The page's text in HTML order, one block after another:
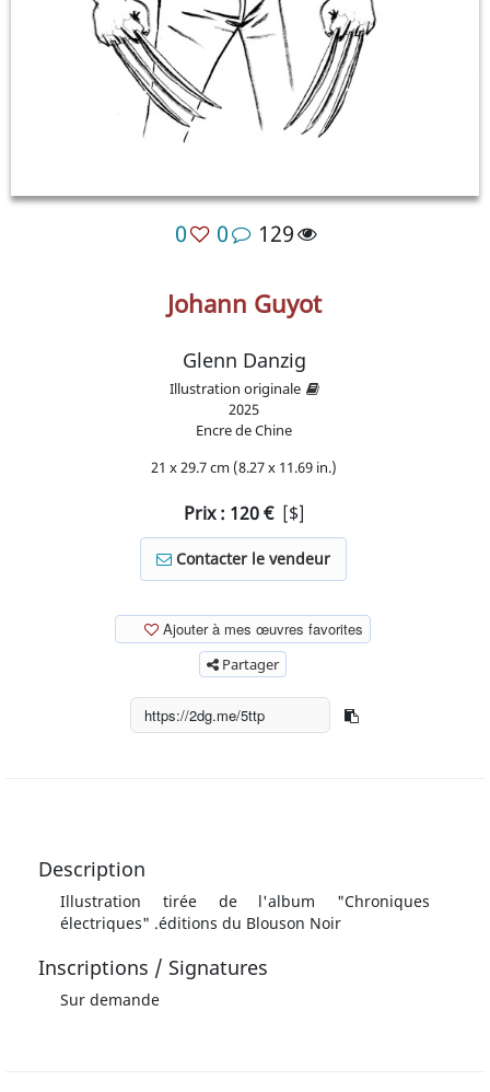
0 0 129
Johann Guyot
Glenn Danzig
Illustration originale
2025
Encre de Chine
21 x 29.7 cm (8.27 x 11.69 in.)
Prix : 120 [$]
Contacter le vendeur
Ajouter à mes œuvres favorites
Partager
Description
Illustration tirée de l'album "Chroniques
électriques" .éditions du Blouson Noir
Inscriptions / Signatures
Sur demande